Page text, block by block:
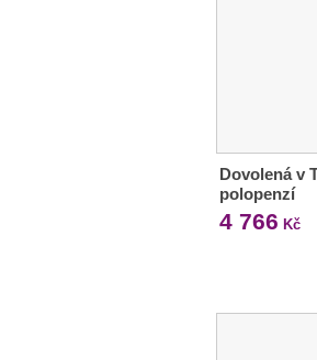
Dovolená v
polopenzí
4 766 Kč